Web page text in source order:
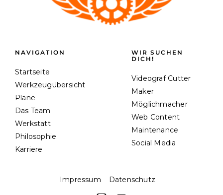
NAVIGATION
Startseite
Werkzeugübersicht
Pläne
Das Team
Werkstatt
Philosophie
Karriere
WIR SUCHEN
DICH!
Videograf Cutter
Maker
Möglichmacher
Web Content
Maintenance
Social Media
Impressum Datenschutz